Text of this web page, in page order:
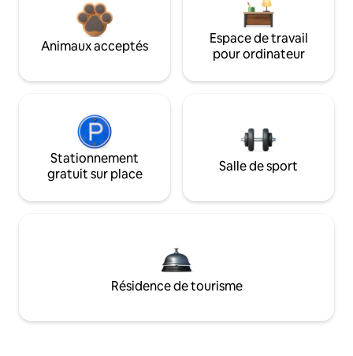
Animaux acceptés
Espace de travail
pour ordinateur
Stationnement
gratuit sur place
Salle de sport
Résidence de tourisme